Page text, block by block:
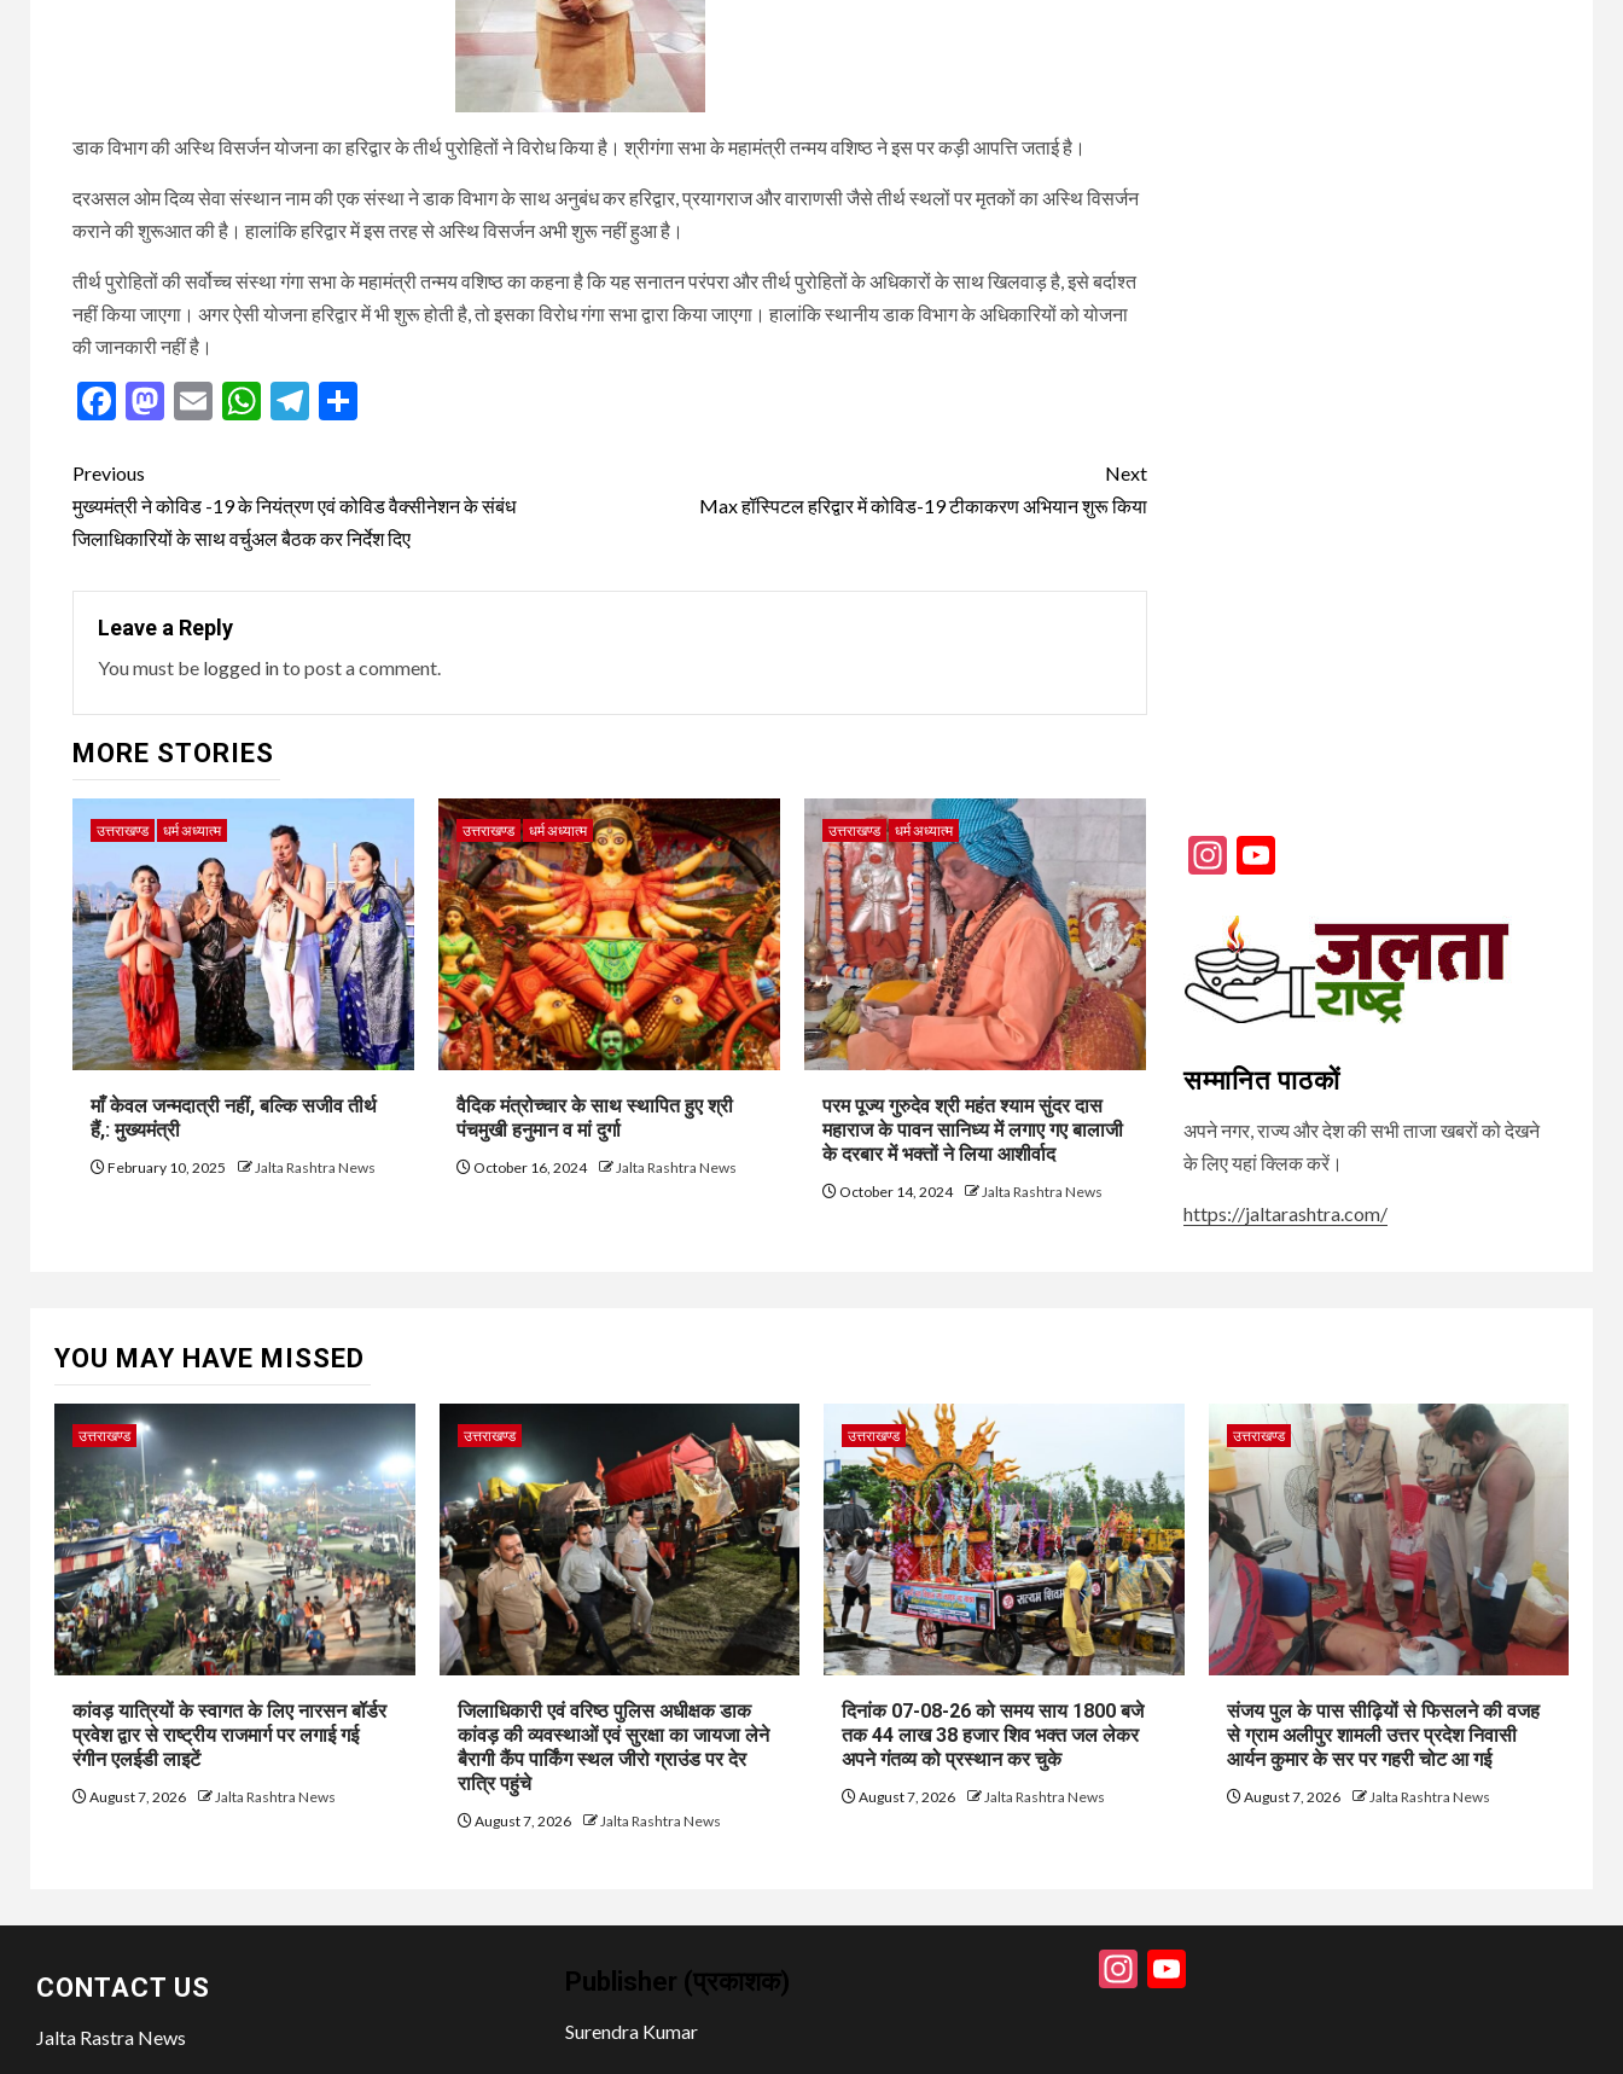
डाक विभाग की अस्थि विसर्जन योजना का हरिद्वार के तीर्थ पुरोहितों ने विरोध किया है। श्रीगंगा सभा के महामंत्री तन्मय वशिष्ठ ने इस पर कड़ी आपत्ति जताई है।
दरअसल ओम दिव्य सेवा संस्थान नाम की एक संस्था ने डाक विभाग के साथ अनुबंध कर हरिद्वार, प्रयागराज और वाराणसी जैसे तीर्थ स्थलों पर मृतकों का अस्थि विसर्जन
कराने की शुरूआत की है। हालांकि हरिद्वार में इस तरह से अस्थि विसर्जन अभी शुरू नहीं हुआ है।
तीर्थ पुरोहितों की सर्वोच्च संस्था गंगा सभा के महामंत्री तन्मय वशिष्ठ का कहना है कि यह सनातन परंपरा और तीर्थ पुरोहितों के अधिकारों के साथ खिलवाड़ है, इसे बर्दाश्त
नहीं किया जाएगा। अगर ऐसी योजना हरिद्वार में भी शुरू होती है, तो इसका विरोध गंगा सभा द्वारा किया जाएगा। हालांकि स्थानीय डाक विभाग के अधिकारियों को योजना
की जानकारी नहीं है।
Facebook
Mastodon
EmailWhatsApp
Telegram
Post
navigation
Previous
मुख्यमंत्री ने कोविड -19 के नियंत्रण एवं कोविड वैक्सीनेशन के संबंध
जिलाधिकारियों के साथ वर्चुअल बैठक कर निर्देश दिए
Next
Max हॉस्पिटल हरिद्वार में कोविड-19 टीकाकरण अभियान शुरू किया
Leave a Reply
You must be logged into post a comment.
MORE STORIES
उत्तराखण्ड धर्म अध्यात्म
माँ केवल जन्मदात्री नहीं, बल्कि सजीव तीर्थ
हैं,: मुख्यमंत्री
February 10, 2025 Jalta Rashtra News
उत्तराखण्ड धर्म अध्यात्म
वैदिक मंत्रोच्चार के साथ स्थापित हुए श्री
पंचमुखी हनुमान व मां दुर्गा
October 16, 2024 Jalta Rashtra News
उत्तराखण्ड धर्म अध्यात्म
परम पूज्य गुरुदेव श्री महंत श्याम सुंदर दास
महाराज के पावन सानिध्य में लगाए गए बालाजी
के दरबार में भक्तों ने लिया आशीर्वाद
October 14, 2024 Jalta Rashtra News
Instagram
YouTube
सम्मानित पाठकों
अपने नगर, राज्य और देश की सभी ताजा खबरों को देखने
के लिए यहां क्लिक करें।
https://jaltarashtra.com/
YOU MAY HAVE MISSED
उत्तराखण्ड
कांवड़ यात्रियों के स्वागत के लिए नारसन बॉर्डर
प्रवेश द्वार से राष्ट्रीय राजमार्ग पर लगाई गई
रंगीन एलईडी लाइटें
August 7, 2026 Jalta Rashtra News
उत्तराखण्ड
जिलाधिकारी एवं वरिष्ठ पुलिस अधीक्षक डाक
कांवड़ की व्यवस्थाओं एवं सुरक्षा का जायजा लेने
बैरागी कैंप पार्किंग स्थल जीरो ग्राउंड पर देर
रात्रि पहुंचे
August 7, 2026 Jalta Rashtra News
उत्तराखण्ड
दिनांक 07-08-26 को समय साय 1800 बजे
तक 44 लाख 38 हजार शिव भक्त जल लेकर
अपने गंतव्य को प्रस्थान कर चुके
August 7, 2026 Jalta Rashtra News
उत्तराखण्ड
संजय पुल के पास सीढ़ियों से फिसलने की वजह
से ग्राम अलीपुर शामली उत्तर प्रदेश निवासी
आर्यन कुमार के सर पर गहरी चोट आ गई
August 7, 2026 Jalta Rashtra News
CONTACT US
Jalta Rastra News
Publisher (प्रकाशक)
Surendra Kumar
Instagram